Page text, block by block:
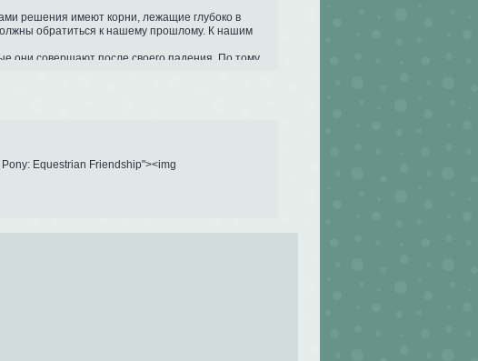
решения имеют корни, лежащие глубоко в
обратиться к нашему прошлому. К нашим
они совершают после своего падения. По тому,
sd.uploads.ru/t/e4Ut9.gif[/img][/url][/align]
Equestrian Friendship"><img